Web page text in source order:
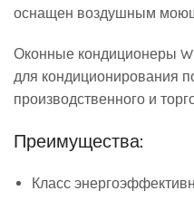
оснащен воздушным
Оконные кондиционеры
для кондиционирования
производственного и
Преимущества:
Класс